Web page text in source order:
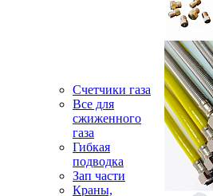
Счетчики газа
Все для
сжиженного
газа
Гибкая
подводка
Зап части
Краны,